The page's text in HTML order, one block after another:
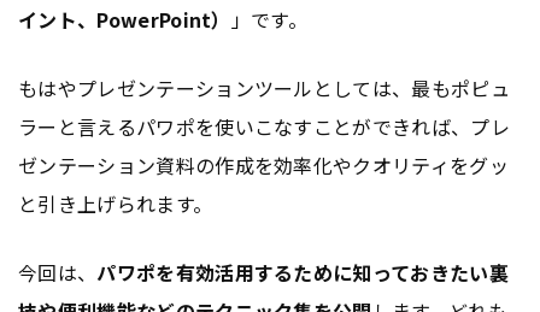
イント、PowerPoint） 」です。
もはやプレゼンテーションツールとしては、最もポピュ
ラーと言えるパワポを使いこなすことができれば、プレ
ゼンテーション資料の作成を効率化やクオリティをグッ
と引き上げられます。
今回は、 パワポを有効活用するために知っておきたい裏